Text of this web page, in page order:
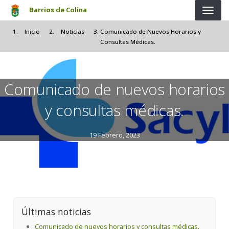
Pasar al contenido principal
Barrios de Colina
Inicio Noticias
Comunicado de Nuevos Horarios y
Consultas Médicas.
Comunicado de nuevos horarios
y consultas médicas.
19 Febrero, 2023
Últimas noticias
Comunicado de nuevos horarios y consultas médicas.